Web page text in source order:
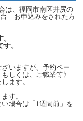
は、福岡市南区井尻の
台 お申込みをされた方
。
いますが、予約ペー
しくは、ご職業等》
ます。
す。
場合は「1週間前」を